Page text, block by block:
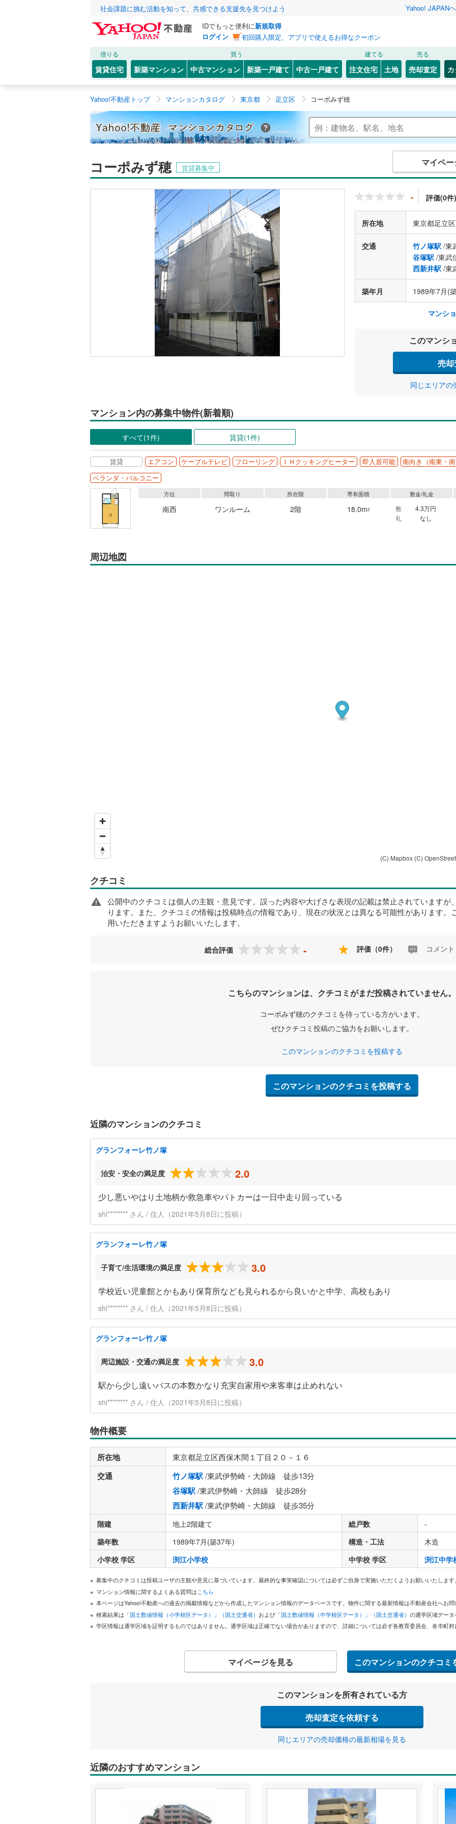
社会課題に挑む活動を知って、共感できる支援先を見つけよう Yahoo! JAPAN
IDでもっと便利に新規取得
ログイン
初回購入限定、アプリで使えるお得なクーポン
借りる
賃貸住宅
買う
新築マンション 中古マンション 新築一戸建て 中古一戸建て
建てる
注文住宅 土地
売る
売却査定
Yahoo!不動産トップ マンションカタログ 東京都 足立区 コーポみず穂
Yahoo!不動産 マンションカタログ
コーポみず穂 賃貸募集中 マイペー
- 評価(0件
所在地 東京都足立
交通 竹ノ塚駅 /東
谷塚駅 /東武
西新井駅 /東
築年月 1989年7月(
マンシ
このマンシ
売
同じエリアの
マンション内の募集中物件(新着順)
すべて(1件) 賃貸(1件)
賃貸 エアコン ケーブルテレビ フローリング ＩＨクッキングヒーター 即入居可能
南向き（南東・
ベランダ・バルコニー
敷金/礼金
敷
4.3万円
礼
なし
専有面積
18.0m2
所在階
2階
間取り
ワンルーム
方位
南西
周辺地図
(C) Mapbox (C)
クチコミ
公開中のクチコミは個人の主観・意見です。誤った内容や大げさな表現の記載は禁止されていますが
ります。また、クチコミの情報は投稿時点の情報であり、現在の状況とは異なる可能性があります
用いただきますようお願いいたします。
総合評価 - 評価（0件） コメン
こちらのマンションは、クチコミがまだ投稿されていません。
コーポみず穂のクチコミを待っている方がいます。
ぜひクチコミ投稿のご協力をお願いします。
このマンションのクチコミを投稿する
このマンションのクチコミを投稿する
近隣のマンションのクチコミ
グランフォーレ竹ノ塚
治安・安全の満足度 2.0
少し悪いやはり土地柄か救急車やパトカーは一日中走り回っている
shi******** さん / 住人（2021年5月8日に投稿）
グランフォーレ竹ノ塚
子育て/生活環境の満足度 3.0
学校近い児童館とかもあり保育所なども見られるから良いかと中学、高校もあり
shi******** さん / 住人（2021年5月8日に投稿）
グランフォーレ竹ノ塚
周辺施設・交通の満足度 3.0
駅から少し遠いバスの本数かなり充実自家用や来客車は止めれない
shi******** さん / 住人（2021年5月8日に投稿）
物件概要
所在地 東京都足立区西保木間１丁目２０－１６
交通 竹ノ塚駅/東武伊勢崎・大師線 徒歩13分
谷塚駅/東武伊勢崎・大師線 徒歩28分
西新井駅/東武伊勢崎・大師線 徒歩35分
階建 地上2階建て 総戸数
-
築年数
1989年7月(築37年) 構造・工法
木造
小学校 学区
渕江小学校 中学校 学区 渕江中学
募集中のクチコミは投稿ユーザの主観や意見に基づいています。最終的な事実確認については必ずご自身で実施いただくようお願いいたします
マンション情報に関するよくある質問はこちら
本ページはYahoo!不動産への過去の掲載情報などから作成したマンション情報のデータベースです。物件に関する最新情報は不動産会社へお
検索結果は 「国土数値情報（小学校区データ）」（国土交通省） および 「国土数値情報（中学校区データ）」（国土交通省） の通学区域デー
学区情報は通学区域を証明するものではありません。通学区域は正確でない場合がありますので、詳細については必ず各教育委員会、各市町
マイページを見る このマンションのクチコミ
このマンションを所有されている方
売却査定を依頼する
同じエリアの売却価格の最新相場を見る
近隣のおすすめマンション